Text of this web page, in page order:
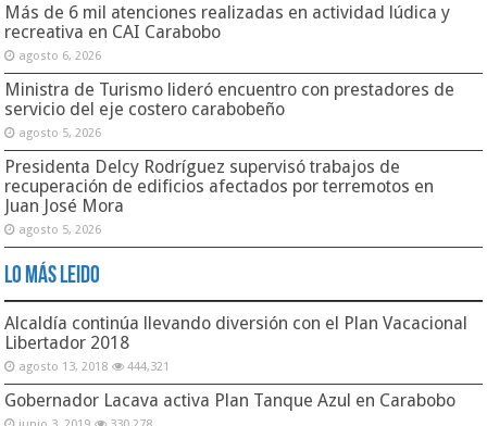
Más de 6 mil atenciones realizadas en actividad lúdica y
recreativa en CAI Carabobo
agosto 6, 2026
Ministra de Turismo lideró encuentro con prestadores de
servicio del eje costero carabobeño
agosto 5, 2026
Presidenta Delcy Rodríguez supervisó trabajos de
recuperación de edificios afectados por terremotos en
Juan José Mora
agosto 5, 2026
Lo Más Leido
Alcaldía continúa llevando diversión con el Plan Vacacional
Libertador 2018
agosto 13, 2018 444,321
Gobernador Lacava activa Plan Tanque Azul en Carabobo